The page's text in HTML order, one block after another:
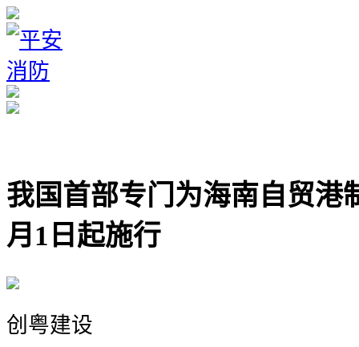
我国首部专门为海南自贸港
月1日起施行
创粤建设